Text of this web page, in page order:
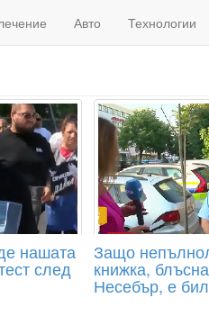
Авто Технологии
нашата
след
Защо
книжка,
Несебър, е